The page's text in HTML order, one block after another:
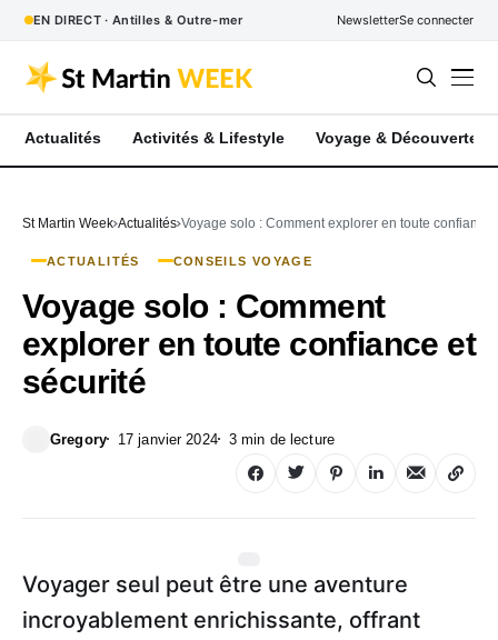
EN DIRECT · Antilles & Outre-mer NewsletterSe connecter
Actualités Activités & Lifestyle Voyage & Découverte
St Martin Week Actualités Voyage solo : Comment explorer en toute confiance
ACTUALITÉS CONSEILS VOYAGE
Voyage solo : Comment
explorer en toute confiance et
sécurité
Gregory 17 janvier 2024 3 min de lecture
Voyager seul peut être une aventure
incroyablement enrichissante, offrant